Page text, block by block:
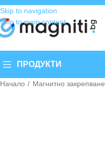
Skip to navigation
Skip to main content
ПРОДУКТИ
Начало Магнитно закрепване